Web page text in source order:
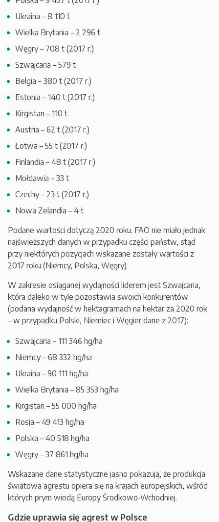
Ukraina – 8 110 t
Wielka Brytania – 2 296 t
Węgry – 708 t (2017 r.)
Szwajcaria – 579 t
Belgia – 380 t (2017 r.)
Estonia – 140 t (2017 r.)
Kirgistan – 110 t
Austria – 62 t (2017 r.)
Łotwa – 55 t (2017 r.)
Finlandia – 48 t (2017 r.)
Mołdawia – 33 t
Czechy – 23 t (2017 r.)
Nowa Zelandia – 4 t
Podane wartości dotyczą 2020 roku. FAO nie miało jednak
najświeższych danych w przypadku części państw, stąd
przy niektórych pozycjach wskazane zostały wartości z
2017 roku (Niemcy, Polska, Węgry).
W zakresie osiąganej wydajności liderem jest Szwajcaria,
która daleko w tyle pozostawia swoich konkurentów
(podana wydajność w hektagramach na hektar za 2020 rok
– w przypadku Polski, Niemiec i Węgier dane z 2017):
Szwajcaria – 111 346 hg/ha
Niemcy – 68 332 hg/ha
Ukraina – 90 111 hg/ha
Wielka Brytania – 85 353 hg/ha
Kirgistan – 55 000 hg/ha
Rosja – 49 413 hg/ha
Polska – 40 518 hg/ha
Węgry – 37 861 hg/ha
Wskazane dane statystyczne jasno pokazują, że produkcja
światowa agrestu opiera się na krajach europejskich, wśród
których prym wiodą Europy Środkowo-Wchodniej.
Gdzie uprawia się agrest w Polsce